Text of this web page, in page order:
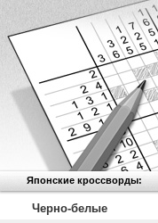
Японские кроссворды:
Черно-белые